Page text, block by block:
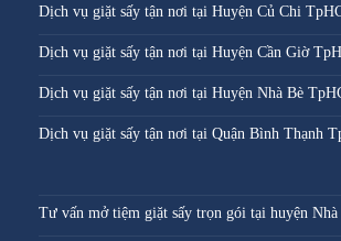
Dịch vụ giặt sấy tận nơi tại Huyện Củ Chi
Dịch vụ giặt sấy tận nơi tại Huyện Cần Giờ
Dịch vụ giặt sấy tận nơi tại Huyện Nhà Bè
Dịch vụ giặt sấy tận nơi tại Quận Bình Thạnh
Tư vấn mở tiệm giặt sấy trọn gói tại huyện Nhà